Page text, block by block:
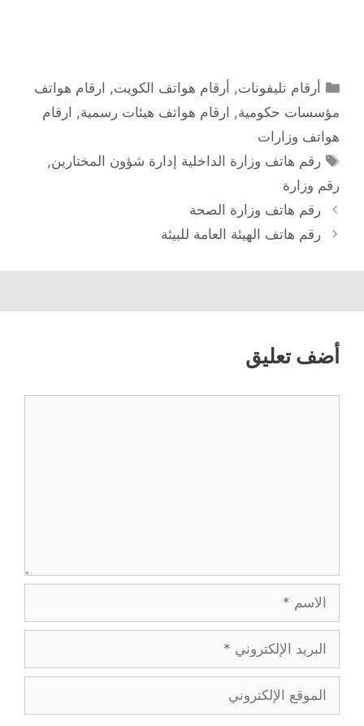
التصنيفات
أرقام تليفونات, أرقام هواتف الكويت, ارقام هواتف
مؤسسات حكومية, ارقام هواتف هيئات رسمية, ارقام
هواتف وزارات
الوسوم
رقم هاتف وزارة الداخلية إدارة شؤون المختارين,
رقم وزارة
رقم هاتف وزارة الصحة
رقم هاتف الهيئة العامة للبيئة
أضف تعليق
الإلكتروني
الإلكتروني